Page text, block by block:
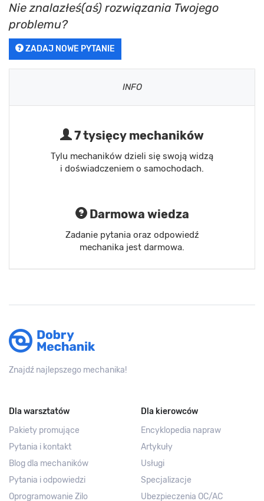
Nie znalazłeś(aś) rozwiązania Twojego
problemu?
ZADAJ NOWE PYTANIE
INFO
7 tysięcy mechaników
Tylu mechaników dzieli się swoją widzą
i doświadczeniem o samochodach.
Darmowa wiedza
Zadanie pytania oraz odpowiedź
mechanika jest darmowa.
Znajdź najlepszego mechanika!
Dla warsztatów
Pakiety promujące
Pytania i kontakt
Blog dla mechaników
Pytania i odpowiedzi
Oprogramowanie Zilo
Dla kierowców
Encyklopedia napraw
Artykuły
Usługi
Specjalizacje
Ubezpieczenia OC/AC